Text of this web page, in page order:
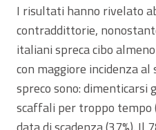
I risultati hanno rivelato
contraddittorie,
italiani spreca cibo
con maggiore incidenza al
spreco sono:
scaffali per troppo tempo